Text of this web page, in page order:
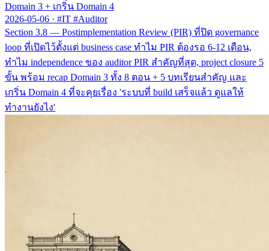
Domain 3 + เกริ่น Domain 4
2026-05-06 · #IT #Auditor
Section 3.8 — Postimplementation Review (PIR) ที่ปิด governance
loop ที่เปิดไว้ตั้งแต่ business case ทำไม PIR ต้องรอ 6-12 เดือน,
ทำไม independence ของ auditor PIR สำคัญที่สุด, project closure 5
ขั้น พร้อม recap Domain 3 ทั้ง 8 ตอน + 5 บทเรียนสำคัญ และ
เกริ่น Domain 4 ที่จะคุยเรื่อง 'ระบบที่ build เสร็จแล้ว ดูแลให้
ทำงานยังไง'